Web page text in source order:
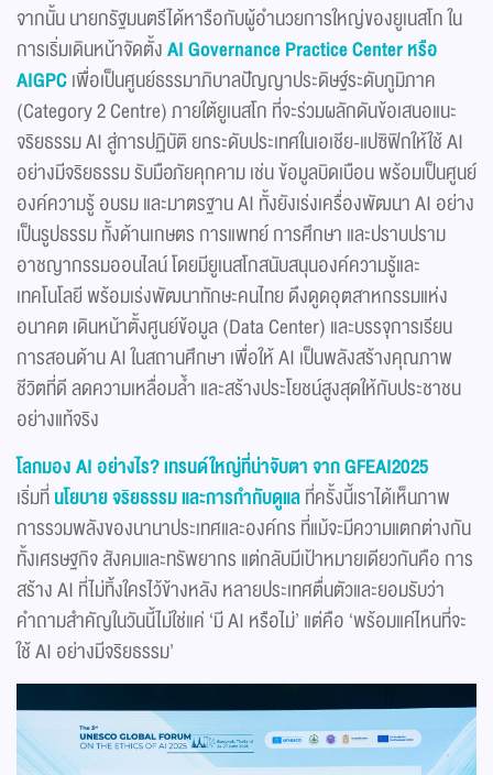
จากนั้น นายกรัฐมนตรีได้หารือกับผู้อำนวยการใหญ่ของยูเนสโก ใน
การเริ่มเดินหน้าจัดตั้งAI Governance Practice Centerหรือ
AIGPCเพื่อเป็นศูนย์ธรรมาภิบาลปัญญาประดิษฐ์ระดับภูมิภาค
(Category 2 Centre) ภายใต้ยูเนสโก ที่จะร่วมผลักดันข้อเสนอแนะ
จริยธรรม AI สู่การปฏิบัติ ยกระดับประเทศในเอเชีย-แปซิฟิกให้ใช้ AI
อย่างมีจริยธรรม รับมือภัยคุกคาม เช่น ข้อมูลบิดเบือน พร้อมเป็นศูนย์
องค์ความรู้ อบรม และมาตรฐาน AI ทั้งยังเร่งเครื่องพัฒนา AI อย่าง
เป็นรูปธรรม ทั้งด้านเกษตร การแพทย์ การศึกษา และปราบปราม
อาชญากรรมออนไลน์ โดยมียูเนสโกสนับสนุนองค์ความรู้และ
เทคโนโลยี พร้อมเร่งพัฒนาทักษะคนไทย ดึงดูดอุตสาหกรรมแห่ง
อนาคต เดินหน้าตั้งศูนย์ข้อมูล (Data Center) และบรรจุการเรียน
การสอนด้าน AI ในสถานศึกษา เพื่อให้ AI เป็นพลังสร้างคุณภาพ
ชีวิตที่ดี ลดความเหลื่อมล้ำ และสร้างประโยชน์สูงสุดให้กับประชาชน
อย่างแท้จริง
โลกมองAIอย่างไร?เทรนด์ใหญ่ที่น่าจับตา จากGFEAI2025
เริ่มที่นโยบาย จริยธรรม และการกำกับดูแลที่ครั้งนี้เราได้เห็นภาพ
การรวมพลังของนานาประเทศและองค์กร ที่แม้จะมีความแตกต่างกัน
ทั้งเศรษฐกิจ สังคมและทรัพยากร แต่กลับมีเป้าหมายเดียวกันคือ การ
สร้าง AI ที่ไม่ทิ้งใครไว้ข้างหลัง หลายประเทศตื่นตัวและยอมรับว่า
คำถามสำคัญในวันนี้ไม่ใช่แค่ ‘มี AI หรือไม่’ แต่คือ ‘พร้อมแค่ไหนที่จะ
ใช้ AI อย่างมีจริยธรรม’